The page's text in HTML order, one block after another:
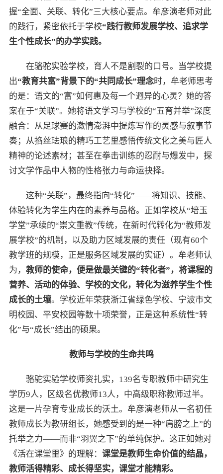
握“全面、关联、转化”三大核心要点。牟彦演老师对此
的践行，紧密依托于学校“践行教师发展学校、追求学
生个性成长”的办学实践。
在骆驼实验学校，育人不是割裂的口号。当学校提
出“教育共富”背景下的“共同成长”理念时，牟老师思考
的是：语文的“富”如何惠及每一个迥异的心灵？她的答
案在于“关联”。她将语文学习与学校的“五育并举”深度
融合：从足球赛的激情澎湃中提炼写作的灵感与叙事节
奏；从掐丝珐琅的精巧工艺里感悟传统文化之美与匠人
精神的论述素材；甚至在拳击训练的忍耐与爆发中，探
讨文学作品中人物的性格张力与命运抉择。
这种“关联”，最终指向“转化”——将知识、技能、
体验转化为学生内在的素养与品格。正如学校从“培玉
学堂”承续的“崇文重教”传统，在新时代转化为“教师发
展学校”的机制，以及助力区域发展的责任（现有60个
教学班的规模，正是服务区域发展的实证）。牟老师认
为， 教师的使命，便是做最关键的“转化者”，将课程的
营养、活动的体验、学校的文化，转化为滋养学生个性
成长的土壤。学校近年荣获浙江省绿色学校、宁波市文
明校园、平安校园等数十项荣誉，正是这种系统性“转
化”与“成长”结出的硕果。
教师与学校的生命共鸣
骆驼实验学校师资扎实，139名专职教师中研究生
学历9人，区级名优教师13人，中高级职称教师过半。
这是一片孕育专业成长的沃土。牟彦演老师从一名初任
教师成长为教研组长，她感受到的是一种“肩膀之上”的
托举之力——而非“羽翼之下”的单纯保护。这正如她对
《活在课堂里》的理解： 课堂是教师生命价值的结晶，
教师活得精彩、成长得坚实，课堂才能精彩。